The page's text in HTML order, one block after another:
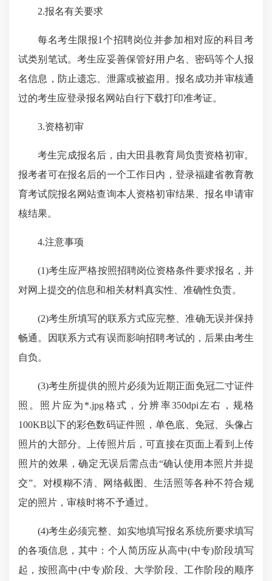
2.报名有关要求
每名考生限报1 个招聘岗位并参加相对应的科目考
试类别笔试。考生应妥善保管好用户名、密码等个人报
名信息，防止遗忘、泄露或被盗用。报名成功并审核通
过的考生应登录报名网站自行下载打印准考证。
3.资格初审
考生完成报名后，由大田县教育局负责资格初审。
报考者可在报名后的一个工作日内，登录福建省教育教
育考试院报名网站查询本人资格初审结果、报名申请审
核结果。
4.注意事项
(1)考生应严格按照招聘岗位资格条件要求报名，并
对网上提交的信息和相关材料真实性、准确性负责。
(2)考生所填写的联系方式应完整、准确无误并保持
畅通。因联系方式有误而影响招聘考试的，后果由考生
自负。
(3)考生所提供的照片必须为近期正面免冠二寸证件
照。照片应为 *.jpg格式，分辨率350dpi 左右，规格
100KB 以下的彩色数码证件照，单色底、免冠、头像占
照片的大部分。上传照片后，可直接在页面上看到上传
照片的效果，确定无误后需点击“确认使用本照片并提
交”。对模糊不清、网络截图、生活照等各种不符合规
定的照片，审核时将不予通过。
(4)考生必须完整、如实地填写报名系统所要求填写
的各项信息，其中：个人简历应从高中(中专)阶段填写
起，按照高中(中专)阶段、大学阶段、工作阶段的顺序